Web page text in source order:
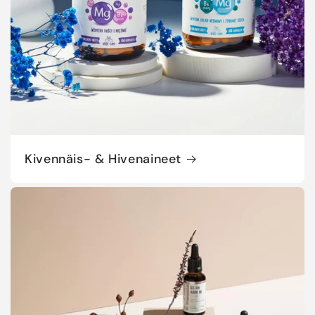
Kivennäis- & Hivenaineet